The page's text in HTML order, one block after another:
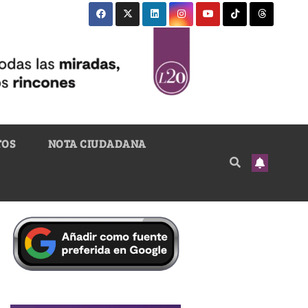
NOTA CIUDADANA